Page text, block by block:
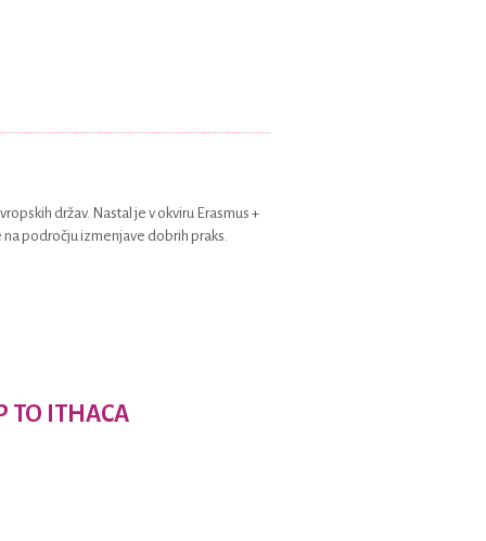
držav. Nastal je v okviru Erasmus +
področju izmenjave dobrih praks.
ITHACA